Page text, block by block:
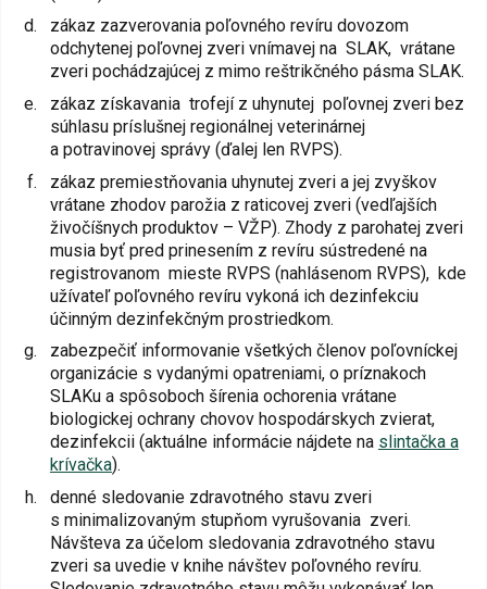
zákaz zazverovania poľovného revíru dovozom
odchytenej poľovnej zveri vnímavej na SLAK, vrátane
zveri pochádzajúcej z mimo reštrikčného pásma SLAK.
zákaz získavania trofejí z uhynutej poľovnej zveri bez
súhlasu príslušnej regionálnej veterinárnej
a potravinovej správy (ďalej len RVPS).
zákaz premiestňovania uhynutej zveri a jej zvyškov
vrátane zhodov parožia z raticovej zveri (vedľajších
živočíšnych produktov – VŽP). Zhody z parohatej zveri
musia byť pred prinesením z revíru sústredené na
registrovanom mieste RVPS (nahlásenom RVPS), kde
užívateľ poľovného revíru vykoná ich dezinfekciu
účinným dezinfekčným prostriedkom.
zabezpečiť informovanie všetkých členov poľovníckej
organizácie s vydanými opatreniami, o príznakoch
SLAKu a spôsoboch šírenia ochorenia vrátane
biologickej ochrany chovov hospodárskych zvierat,
dezinfekcii (aktuálne informácie nájdete na slintačka a
krívačka).
denné sledovanie zdravotného stavu zveri
s minimalizovaným stupňom vyrušovania zveri.
Návšteva za účelom sledovania zdravotného stavu
zveri sa uvedie v knihe návštev poľovného revíru.